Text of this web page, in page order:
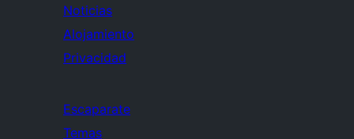
Noticias
Alojamiento
Privacidad
Escaparate
Temas